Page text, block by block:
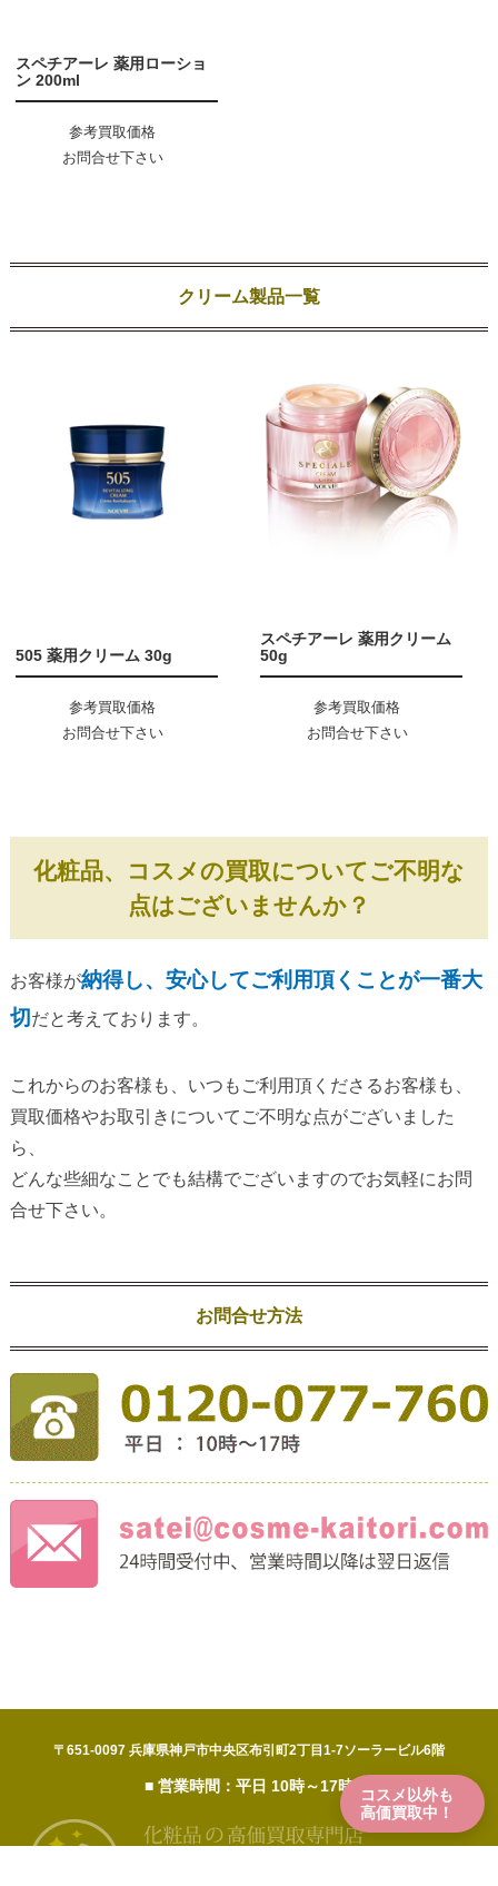
スペチアーレ 薬用ローショ
ン 200ml
参考買取価格
お問合せ下さい
クリーム製品一覧
505 薬用クリーム 30g
参考買取価格
お問合せ下さい
スペチアーレ 薬用クリーム
50g
参考買取価格
お問合せ下さい
化粧品、コスメの買取についてご不明な
点はございませんか？
お客様が納得し、安心してご利用頂くことが一番大
切 だと考えております。
これからのお客様も、いつもご利用頂くださるお客様も、
買取価格やお取引きについてご不明な点がございました
ら、
どんな些細なことでも結構でございますのでお気軽にお問
合せ下さい。
お問合せ方法
〒651-0097 兵庫県神戸市中央区布引町2丁目1-7ソーラービル6階
■ 営業時間：平日 10時～17時 コスメ以外も
高価買取中！